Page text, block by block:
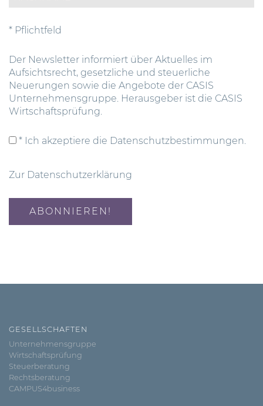
* Pflichtfeld
Der Newsletter informiert über Aktuelles im
Aufsichtsrecht, gesetzliche und steuerliche
Neuerungen sowie die Angebote der CASIS
Unternehmensgruppe. Herausgeber ist die CASIS
Wirtschaftsprüfung.
* Ich akzeptiere die Datenschutzbestimmungen.
Zur Datenschutzerklärung
GESELLSCHAFTEN
Unternehmensgruppe
Wirtschaftsprüfung
Steuerberatung
Rechtsberatung
CAMPUS4business